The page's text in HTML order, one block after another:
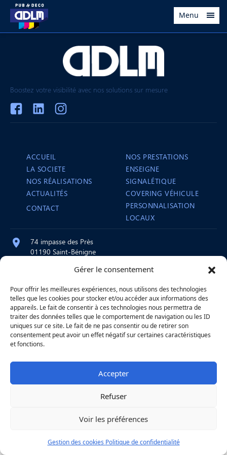
Gérer le consentement
Pour offrir les meilleures expériences, nous utilisons des technologies
telles que les cookies pour stocker et/ou accéder aux informations des
appareils. Le fait de consentir à ces technologies nous permettra de
traiter des données telles que le comportement de navigation ou les ID
uniques sur ce site. Le fait de ne pas consentir ou de retirer son
consentement peut avoir un effet négatif sur certaines caractéristiques
et fonctions.
Accepter
Refuser
Voir les préférences
Gestion des cookies Politique de confidentialité
Menu
Boostez votre visibilité avec nos solutions sur mesure
ACCUEIL
LA SOCIETE
NOS RÉALISATIONS
ACTUALITÉS
CONTACT
NOS PRESTATIONS
ENSEIGNE
SIGNALÉTIQUE
COVERING VÉHICULE
PERSONNALISATION
LOCAUX
74 impasse des Près
01190 Saint-Bénigne
contact@atelier-martre.fr
09 72 95 15 20
Lundi au jeudi : 8h – 12h / 14h – 18h
Vendredi : 8h – 12h
|Mentions légales